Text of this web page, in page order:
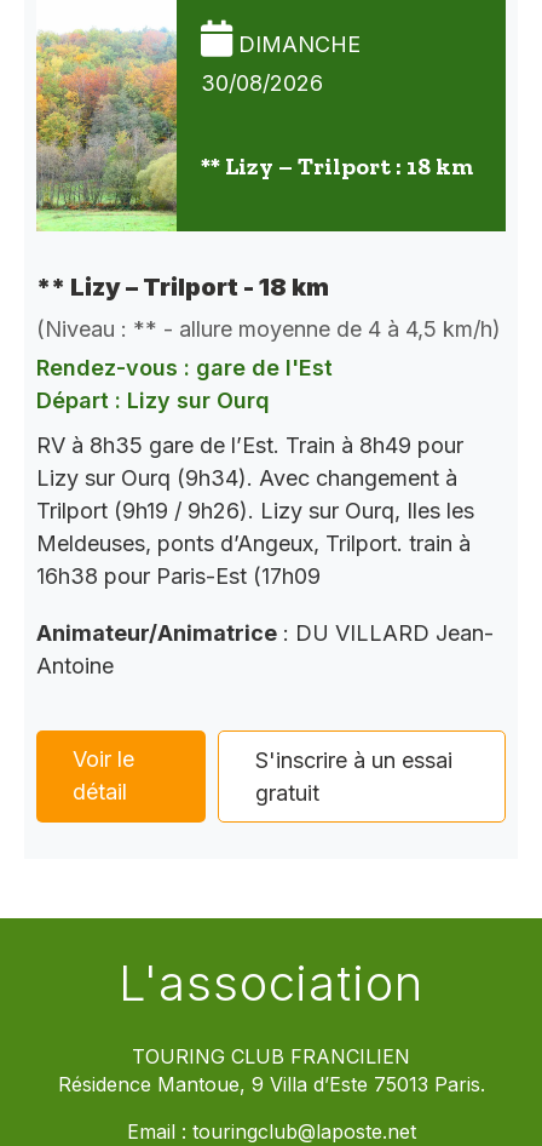
DIMANCHE
30/08/2026
** Lizy – Trilport : 18 km
** Lizy – Trilport - 18 km
(Niveau : ** - allure moyenne de 4 à 4,5 km/h)
Rendez-vous : gare de l'Est
Départ : Lizy sur Ourq
RV à 8h35 gare de l’Est. Train à 8h49 pour
Lizy sur Ourq (9h34). Avec changement à
Trilport (9h19 / 9h26). Lizy sur Ourq, Iles les
Meldeuses, ponts d’Angeux, Trilport. train à
16h38 pour Paris-Est (17h09
Animateur/Animatrice : DU VILLARD Jean-
Antoine
Voir le
détail
S'inscrire à un essai
gratuit
L'association
TOURING CLUB FRANCILIEN
Résidence Mantoue, 9 Villa d’Este 75013 Paris.
Email : touringclub@laposte.net